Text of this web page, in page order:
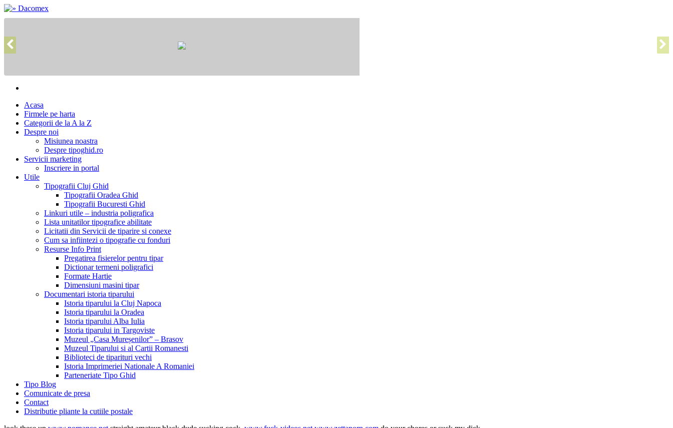
Acasa
Firmele pe harta
Categorii de la A la Z
Despre noi
Misiunea noastra
Despre tipoghid.ro
Servicii marketing
Inscriere in portal
Utile
Tipografii Cluj Ghid
Tipografii Oradea Ghid
Tipografii Bucuresti Ghid
Linkuri utile – industria poligrafica
Lista unitatilor tipografice abilitate
Licitatii din Servicii de tiparire si conexe
Cum sa infiintezi o tipografie cu fonduri
Resurse Info Print
Pregatirea fisierelor pentru tipar
Dictionar termeni poligrafici
Formate Hartie
Dimensiuni masini tipar
Documentari istoria tiparului
Istoria tiparului la Cluj Napoca
Istoria tiparului la Oradea
Istoria tiparului Alba Iulia
Istoria tiparului in Targoviste
Muzeul „Casa Mureșenilor” – Brasov
Muzeul Tiparului si al Cartii Romanesti
Biblioteci de tiparituri vechi
Istoria Imprimeriei Nationale A Romaniei
Parteneriate Tipo Ghid
Tipo Blog
Comunicate de presa
Contact
Distributie pliante la cutiile postale